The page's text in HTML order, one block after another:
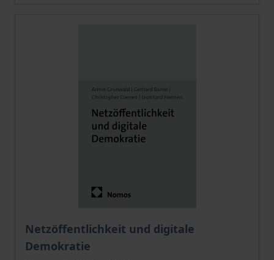
Netzöffentlichkeit und digitale
Demokratie
The price depends on the options chosen on the